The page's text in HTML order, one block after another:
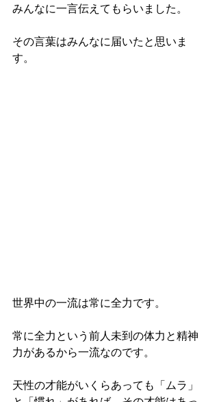
みんなに一言伝えてもらいました。
その言葉はみんなに届いたと思いま
す。
世界中の一流は常に全力です。
常に全力という前人未到の体力と精神
力があるから一流なのです。
天性の才能がいくらあっても「ムラ」